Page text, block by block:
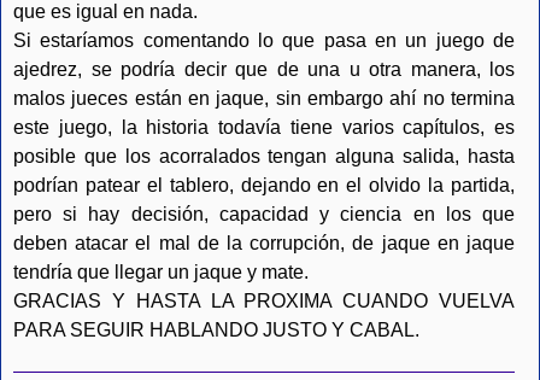
que es igual en nada.
Si estaríamos comentando lo que pasa en un juego de
ajedrez, se podría decir que de una u otra manera, los
malos jueces están en jaque, sin embargo ahí no termina
este juego, la historia todavía tiene varios capítulos, es
posible que los acorralados tengan alguna salida, hasta
podrían patear el tablero, dejando en el olvido la partida,
pero si hay decisión, capacidad y ciencia en los que
deben atacar el mal de la corrupción, de jaque en jaque
tendría que llegar un jaque y mate.
GRACIAS Y HASTA LA PROXIMA CUANDO VUELVA
PARA SEGUIR HABLANDO JUSTO Y CABAL.